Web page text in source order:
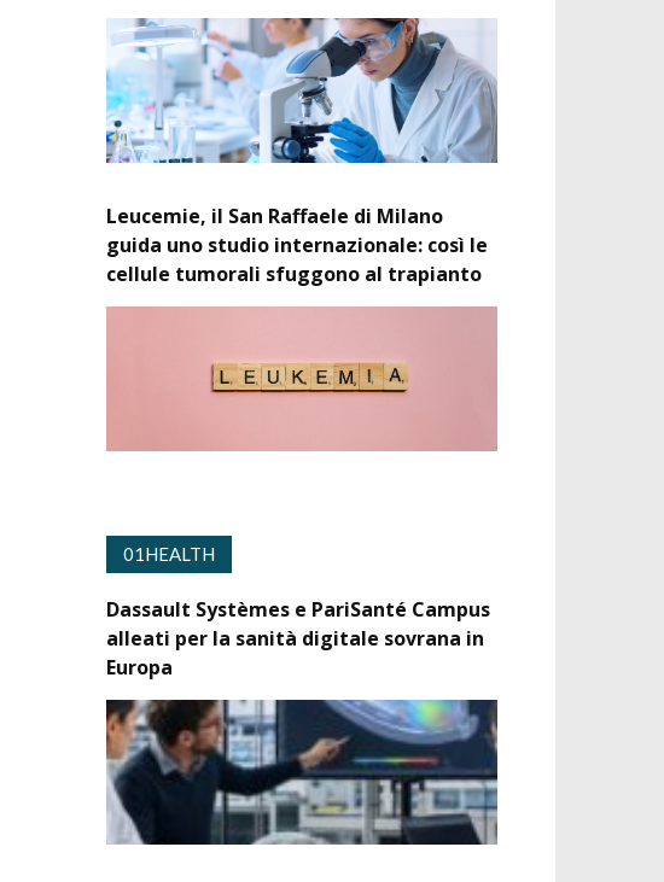
Leucemie, il San Raffaele di Milano
guida uno studio internazionale: così le
cellule tumorali sfuggono al trapianto
01HEALTH
Dassault Systèmes e PariSanté Campus
alleati per la sanità digitale sovrana in
Europa